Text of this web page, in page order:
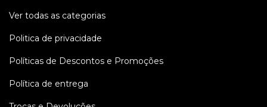
Ver todas as categorias
Politica de privacidade
Políticas de Descontos e Promoções
Política de entrega